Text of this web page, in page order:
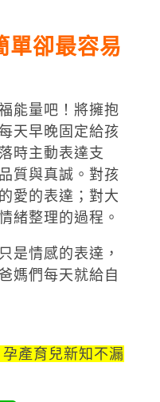
單卻最容易
能量吧！將擁抱
天早晚固定給孩
時主動表達支
質與真誠。對孩
愛的表達；對大
緒整理的過程。
是情感的表達，
媽們每天就給自
產育兒新知不漏